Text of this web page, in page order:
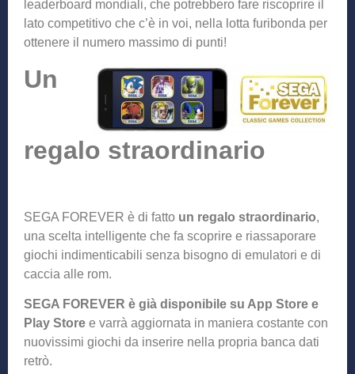
leaderboard mondiali, che potrebbero fare riscoprire il
lato competitivo che c’è in voi, nella lotta furibonda per
ottenere il numero massimo di punti!
Un
regalo straordinario
SEGA FOREVER è di fatto un regalo straordinario,
una scelta intelligente che fa scoprire e riassaporare
giochi indimenticabili senza bisogno di emulatori e di
caccia alle rom.
SEGA FOREVER è già disponibile su App Store e
Play Store e varrà aggiornata in maniera costante con
nuovissimi giochi da inserire nella propria banca dati
retrò.